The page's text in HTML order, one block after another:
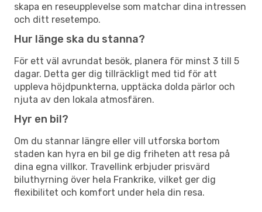
skapa en reseupplevelse som matchar dina intressen
och ditt resetempo.
Hur länge ska du stanna?
För ett väl avrundat besök, planera för minst 3 till 5
dagar. Detta ger dig tillräckligt med tid för att
uppleva höjdpunkterna, upptäcka dolda pärlor och
njuta av den lokala atmosfären.
Hyr en bil?
Om du stannar längre eller vill utforska bortom
staden kan hyra en bil ge dig friheten att resa på
dina egna villkor. Travellink erbjuder prisvärd
biluthyrning över hela Frankrike, vilket ger dig
flexibilitet och komfort under hela din resa.